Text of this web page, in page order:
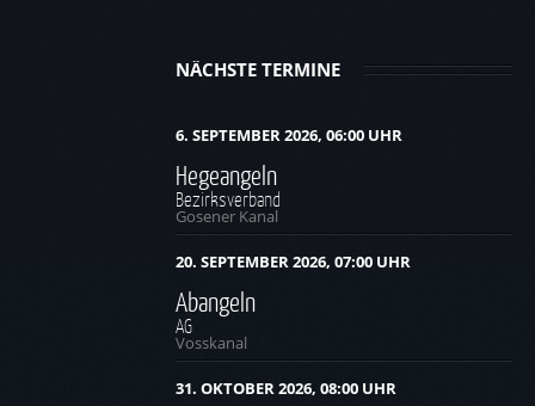
NÄCHSTE TERMINE
6. SEPTEMBER 2026, 06:00 UHR
Hegeangeln
Bezirksverband
Gosener Kanal
20. SEPTEMBER 2026, 07:00 UHR
Abangeln
AG
Vosskanal
31. OKTOBER 2026, 08:00 UHR